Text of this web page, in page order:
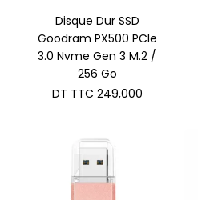
Disque Dur SSD
Goodram PX500 PCIe
3.0 Nvme Gen 3 M.2 /
256 Go
DT TTC 249,000